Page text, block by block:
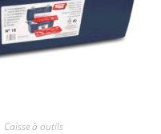
Caisse à outils